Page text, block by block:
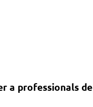
a professionals de